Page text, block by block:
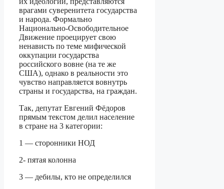
врагами суверенитета государства
и народа. Формально
Национально-Освободительное
Движение проецирует свою
ненависть по теме мифической
оккупации государства
российского вовне (на те же
США), однако в реальности это
чувство направляется вовнутрь
страны и государства, на граждан.
Так, депутат Евгений Фёдоров
прямым текстом делил население
в стране на 3 категории:
1 — сторонники НОД
2- пятая колонна
3 — дебилы, кто не определился